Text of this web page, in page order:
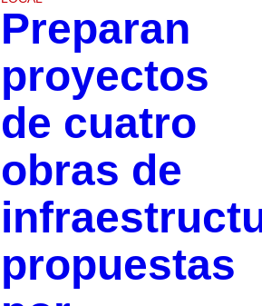
Preparan
proyectos
de cuatro
obras de
propuestas